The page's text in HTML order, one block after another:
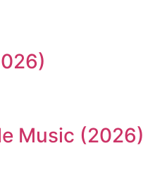
Music (2026)